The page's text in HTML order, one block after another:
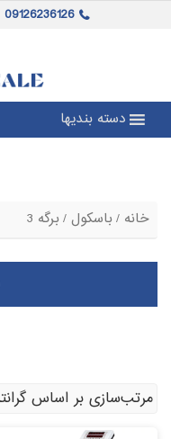
09126236126
دسته بندیها
خانه /باسکول/ برگه 3